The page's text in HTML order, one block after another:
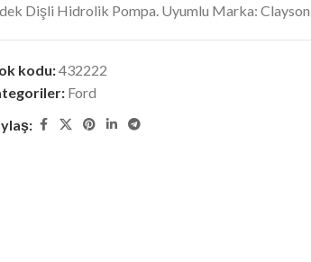
Dişli Hidrolik Pompa. Uyumlu Marka:
kodu:432222
Ford